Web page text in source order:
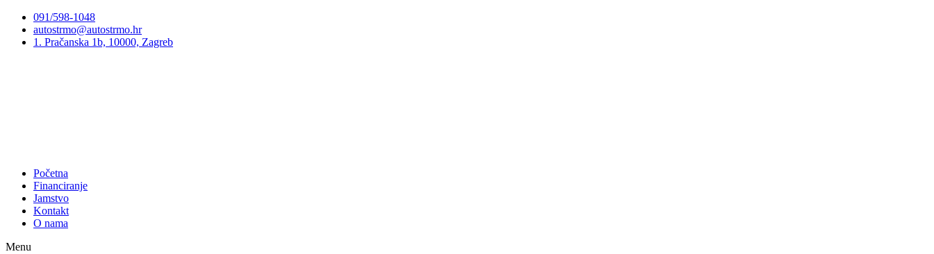
Preskoči
sadržaj
091/598-1048
autostrmo@autostrmo.hr
1. Pračanska 1b, 10000, Zagreb
Početna
Financiranje
Jamstvo
Kontakt
O nama
Menu